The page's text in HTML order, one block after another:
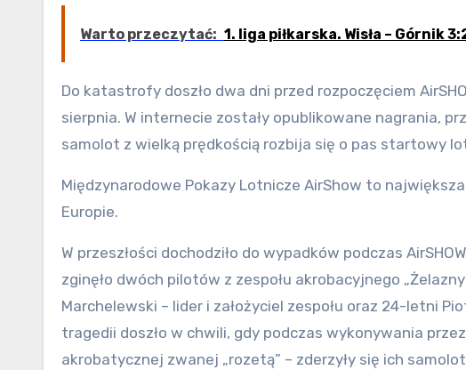
Warto przeczytać: 1. liga piłkarska. Wisła – Górnik
Do katastrofy doszło dwa dni przed rozpoczęciem
sierpnia. W internecie zostały opublikowane nagrania,
samolot z wielką prędkością rozbija się o pas startowy
Międzynarodowe Pokazy Lotnicze AirShow to
Europie.
W przeszłości dochodziło do wypadków podczas
zginęło dwóch pilotów z zespołu akrobacyjnego
Marchelewski – lider i założyciel zespołu oraz 24-letni
tragedii doszło w chwili, gdy podczas wykonywania
akrobatycznej zwanej „rozetą” – zderzyły się ich